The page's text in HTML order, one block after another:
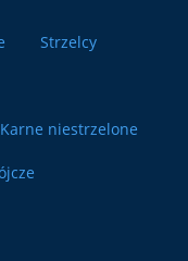
Strzelcy
Karne niestrzelone